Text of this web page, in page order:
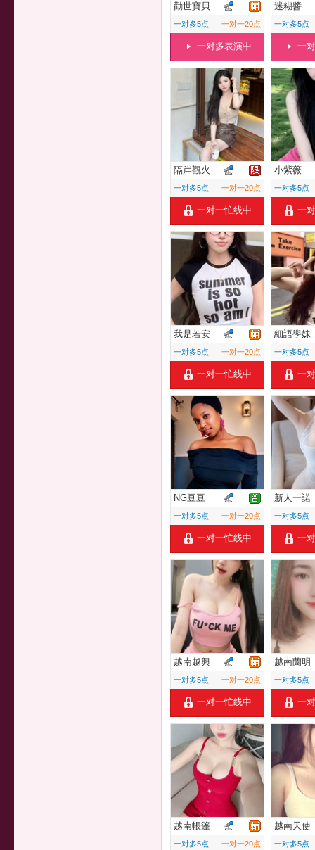
勸世寶貝
一对多5点 一对一20点
一对多表演中
迷糊醬
一对多5点
一
隔岸觀火
一对多5点 一对一20点
一对一忙线中
小紫薇
一对多5点
一
我是若安
一对多5点 一对一20点
一对一忙线中
細語學妹
一对多5点
一
NG豆豆
一对多5点 一对一20点
一对一忙线中
新人一諾
一对多5点
一
越南越興
一对多5点 一对一20点
一对一忙线中
越南蘭明
一对多5点
一
越南帳篷
一对多5点 一对一20点
越南天使
一对多5点